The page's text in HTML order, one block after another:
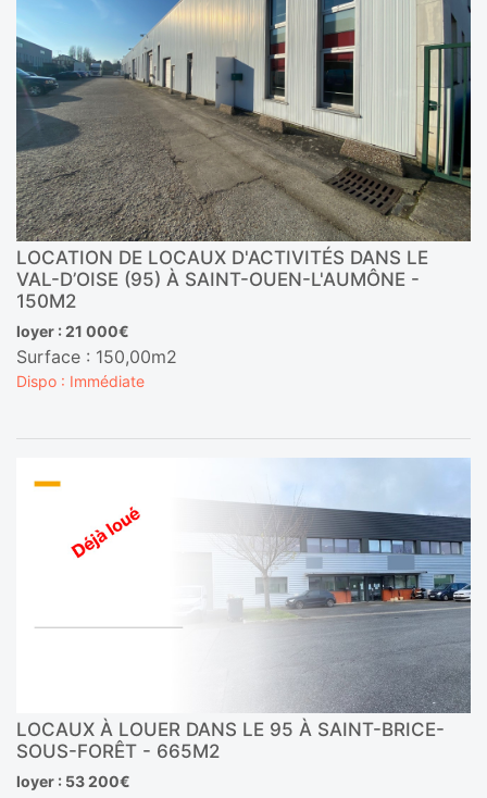
LOCATION DE LOCAUX D'ACTIVITÉS DANS LE
VAL-D’OISE (95) À SAINT-OUEN-L'AUMÔNE -
150M2
loyer : 21 000€
Surface : 150,00m2
Dispo : Immédiate
LOCAUX À LOUER DANS LE 95 À SAINT-BRICE-
SOUS-FORÊT - 665M2
loyer : 53 200€